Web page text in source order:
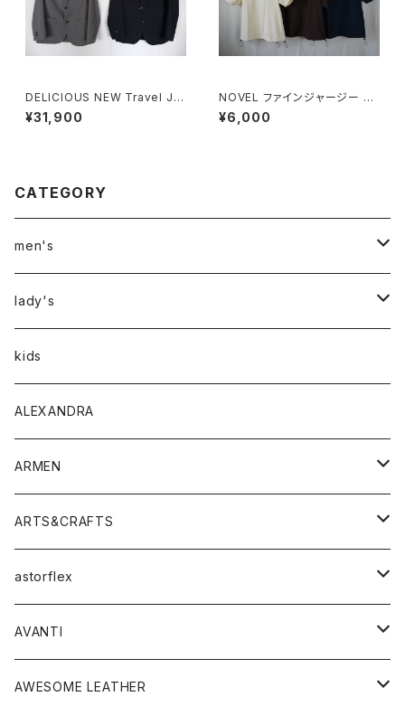
DELICIOUS NEW Travel Ja
cket
¥31,900
NOVEL ファインジャージー リ
ラックスフィットTシャツ
¥6,000
CATEGORY
men's
アウター
トップス
Tシャツ
シャツ
ボトムス
lady's
アウター
トップス
Tシャツ・カットソー
シャツ・ブラウス
ボトムス
パンツ
スカート
ワンピース・オールインワン
バッグ
シューズ
アクセサリー
kids
ALEXANDRA
ARMEN
アウター
コート
ジャケット
トップス
ベスト
シャツ
ワンピース
ボトム
ARTS&CRAFTS
アクセサリー
ウォレット
バッグ
astorflex
グッズ
靴
AVANTI
シャツ
AWESOME LEATHER